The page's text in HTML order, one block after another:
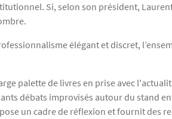
Si, selon son président,
élégant et discret,
palette de livres en prise avec
débats improvisés autour du stand
un cadre de réflexion et fournit des